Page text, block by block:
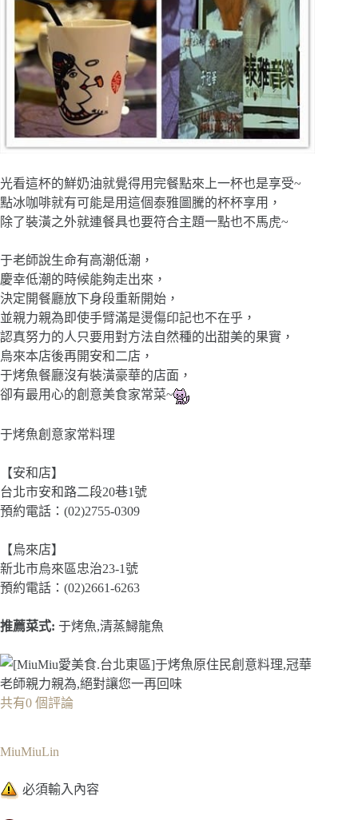
光看這杯的鮮奶油就覺得用完餐點來上一杯也是享受~
點冰咖啡就有可能是用這個泰雅圖騰的杯杯享用，
除了裝潢之外就連餐具也要符合主題一點也不馬虎~
于老師說生命有高潮低潮，
慶幸低潮的時候能夠走出來，
決定開餐廳放下身段重新開始，
並親力親為即使手臂滿是燙傷印記也不在乎，
認真努力的人只要用對方法自然種的出甜美的果實，
烏來本店後再開安和二店，
于烤魚餐廳沒有裝潢豪華的店面，
卻有最用心的創意美食家常菜~
于烤魚創意家常料理
【安和店】
台北市安和路二段20巷1號
預約電話：(02)2755-0309
【烏來店】
新北市烏來區忠治23-1號
預約電話：(02)2661-6263
推薦菜式: 于烤魚,清蒸鱘龍魚
共有0 個評論
MiuMiuLin
必須輸入內容